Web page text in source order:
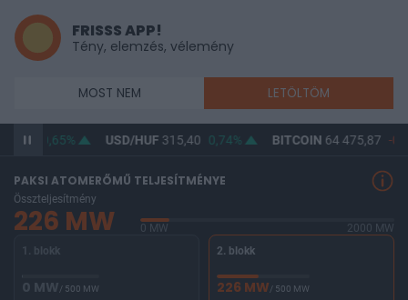
FRISSS APP!
Tény, elemzés, vélemény
MOST NEM LETÖLTÖM
0,65% USD/HUF315,40 0,74% BITCOIN64 475,87 -
PAKSI ATOMERŐMŰ TELJESÍTMÉNYE
Összteljesítmény
226 MW 0 MW
2000 MW
1. blokk
0 MW/ 500 MW
2. blokk
226 MW/ 500 MW